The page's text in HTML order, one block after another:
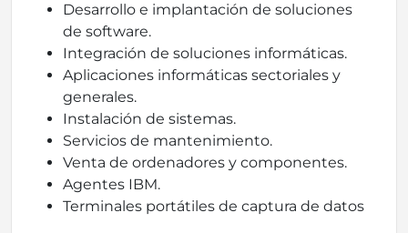
Desarrollo e implantación de soluciones
de software.
Integración de soluciones informáticas.
Aplicaciones informáticas sectoriales y
generales.
Instalación de sistemas.
Servicios de mantenimiento.
Venta de ordenadores y componentes.
Agentes IBM.
Terminales portátiles de captura de datos